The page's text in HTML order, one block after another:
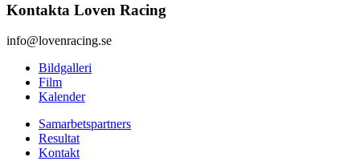
Kontakta Loven Racing
info@lovenracing.se
Bildgalleri
Film
Kalender
Samarbetspartners
Resultat
Kontakt